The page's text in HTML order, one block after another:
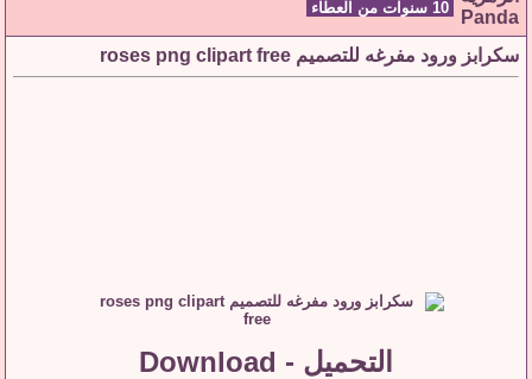
سكرابز ورود مفرغه للتصميم roses png clipart free
التحميل - Download